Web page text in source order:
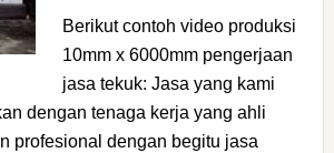
Berikut contoh video produksi
10mm x 6000mm pengerjaan
jasa tekuk: Jasa yang kami
dengan tenaga kerja yang ahli
profesional dengan begitu jasa